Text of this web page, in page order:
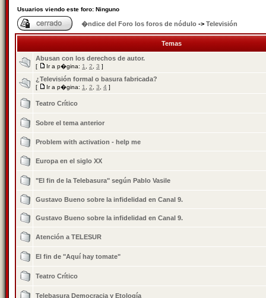
Usuarios viendo este foro: Ninguno
�ndice del Foro los foros de nódulo -> Televisión
Temas
Abusan con los derechos de autor.
[ Ir a p�gina: 1 2 3 ]
¿Televisión formal o basura fabricada?
[ Ir a p�gina: 1 2 3 4 ]
Teatro Crítico
Sobre el tema anterior
Problem with activation - help me
Europa en el siglo XX
"El fin de la Telebasura" según Pablo Vasile
Gustavo Bueno sobre la infidelidad en Canal 9.
Gustavo Bueno sobre la infidelidad en Canal 9.
Atención a TELESUR
El fin de "Aquí hay tomate"
Teatro Crítico
Telebasura Democracia y Etología